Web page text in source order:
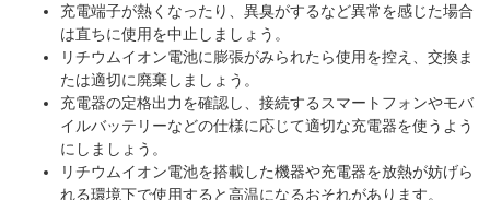
充電端子が熱くなったり、異臭がするなど異常を感じた場合
は直ちに使用を中止しましょう。
リチウムイオン電池に膨張がみられたら使用を控え、交換ま
たは適切に廃棄しましょう。
充電器の定格出力を確認し、接続するスマートフォンやモバ
イルバッテリーなどの仕様に応じて適切な充電器を使うよう
にしましょう。
リチウムイオン電池を搭載した機器や充電器を放熱が妨げら
れる環境下で使用すると高温になるおそれがあります。